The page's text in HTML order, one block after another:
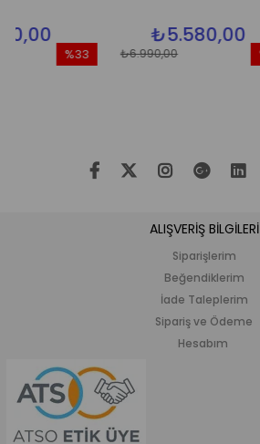
₺5.580,00
₺6.990,00
ALIŞVERİŞ BİLGİLERİ
Siparişlerim
Beğendiklerim
İade Taleplerim
Sipariş ve Ödeme
Hesabım